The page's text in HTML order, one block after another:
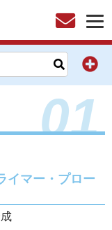
01
イマー・プロー